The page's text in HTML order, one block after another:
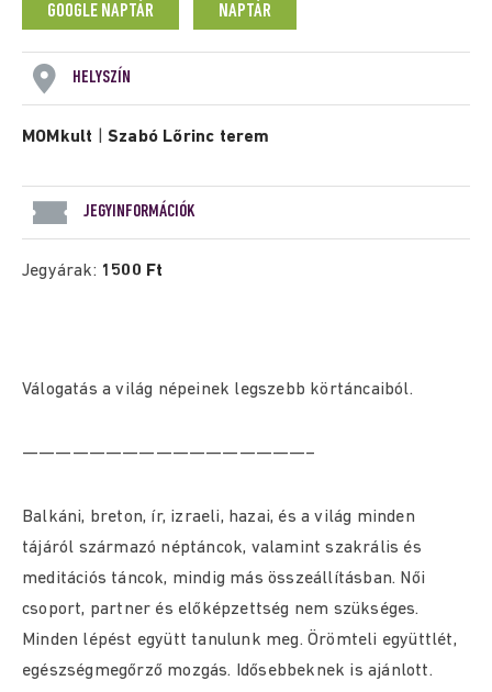
GOOGLE NAPTÁR NAPTÁR
HELYSZÍN
MOMkult |Szabó Lőrinc terem
JEGYINFORMÁCIÓK
Jegyárak: 1500 Ft
Válogatás a világ népeinek legszebb körtáncaiból.
—————————————————–
Balkáni, breton, ír, izraeli, hazai, és a világ minden
tájáról származó néptáncok, valamint szakrális és
meditációs táncok, mindig más összeállításban. Női
csoport, partner és előképzettség nem szükséges.
Minden lépést együtt tanulunk meg. Örömteli együttlét,
egészségmegőrző mozgás. Idősebbeknek is ajánlott.